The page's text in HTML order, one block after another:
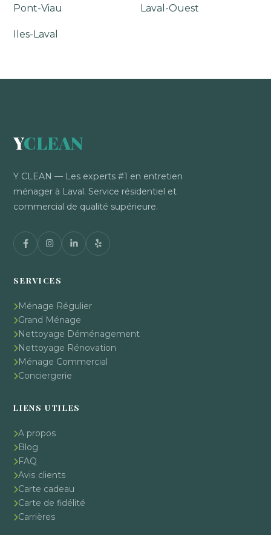
Pont-Viau Laval-Ouest
Iles-Laval
YCLEAN
Y CLEAN — Les experts #1 en entretien
ménager à Laval. Service résidentiel et
commercial de qualité supérieure.
SERVICES
Ménage Régulier
Grand Ménage
Nettoyage Déménagement
Nettoyage Rénovation
Ménage Commercial
Conciergerie
LIENS UTILES
A propos
Blog
FAQ
Avis clients
Carte cadeau
Carte de fidélité
Carrières